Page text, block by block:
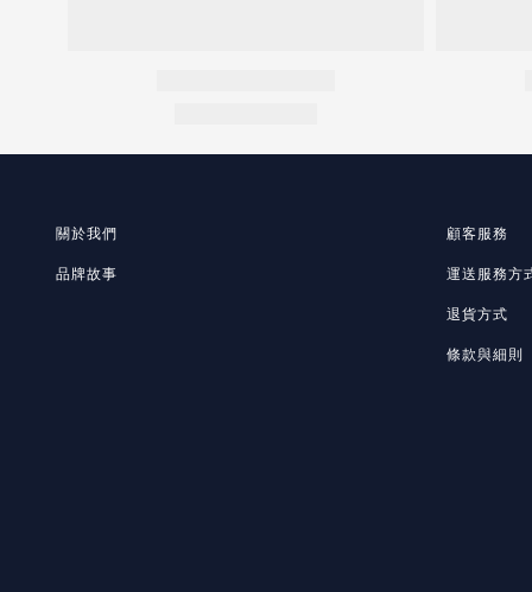
關於我們
品牌故事
顧客服務
運送服務方
退貨方式
條款與細則